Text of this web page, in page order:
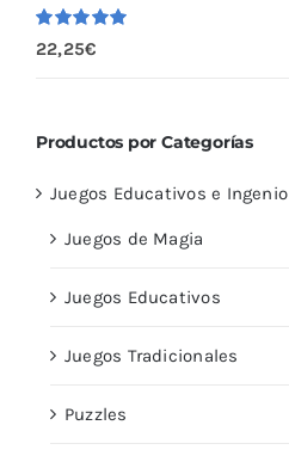
Valorado
con
5.00
22,25€
Productos por Categorías
Juegos Educativos e Ingenio
Juegos de Magia
Juegos Educativos
Juegos Tradicionales
Puzzles